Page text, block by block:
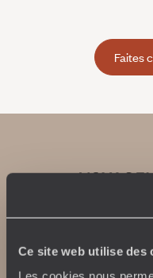
Ce site web utilise des
Faites